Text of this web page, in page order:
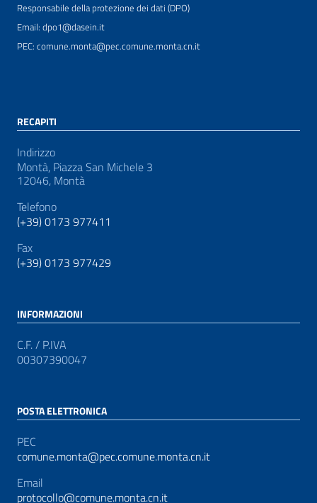
Responsabile della protezione dei dati (DPO)
Email: dpo1@dasein.it
PEC: comune.monta@pec.comune.monta.cn.it
RECAPITI
Indirizzo
Montà, Piazza San Michele 3
12046, Montà
Telefono
(+39) 0173 977411
Fax
(+39) 0173 977429
INFORMAZIONI
C.F. / P.IVA
00307390047
POSTA ELETTRONICA
PEC
comune.monta@pec.comune.monta.cn.it
Email
protocollo@comune.monta.cn.it